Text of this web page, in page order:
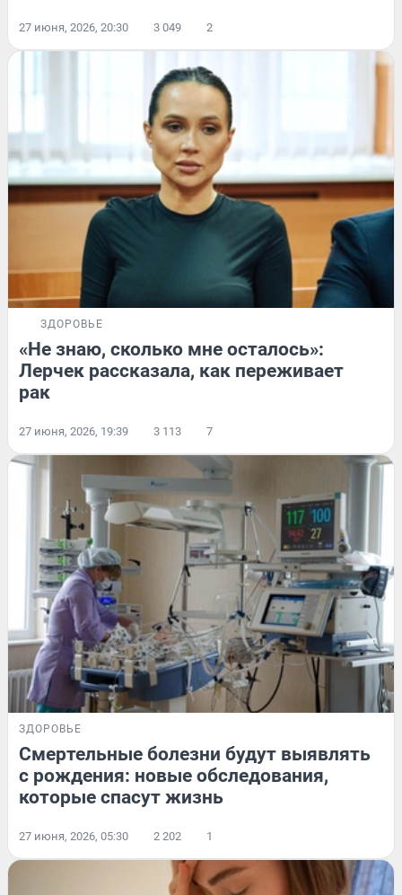
27 июня, 2026, 20:30 3 049 2
ЗДОРОВЬЕ
«Не знаю, сколько мне осталось»:
Лерчек рассказала, как переживает
рак
27 июня, 2026, 19:39 3 113 7
ЗДОРОВЬЕ
Смертельные болезни будут выявлять
с рождения: новые обследования,
которые спасут жизнь
27 июня, 2026, 05:30 2 202 1